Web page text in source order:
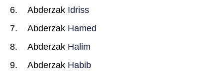
Abderzak Idriss
Abderzak Hamed
Abderzak Halim
Abderzak Habib